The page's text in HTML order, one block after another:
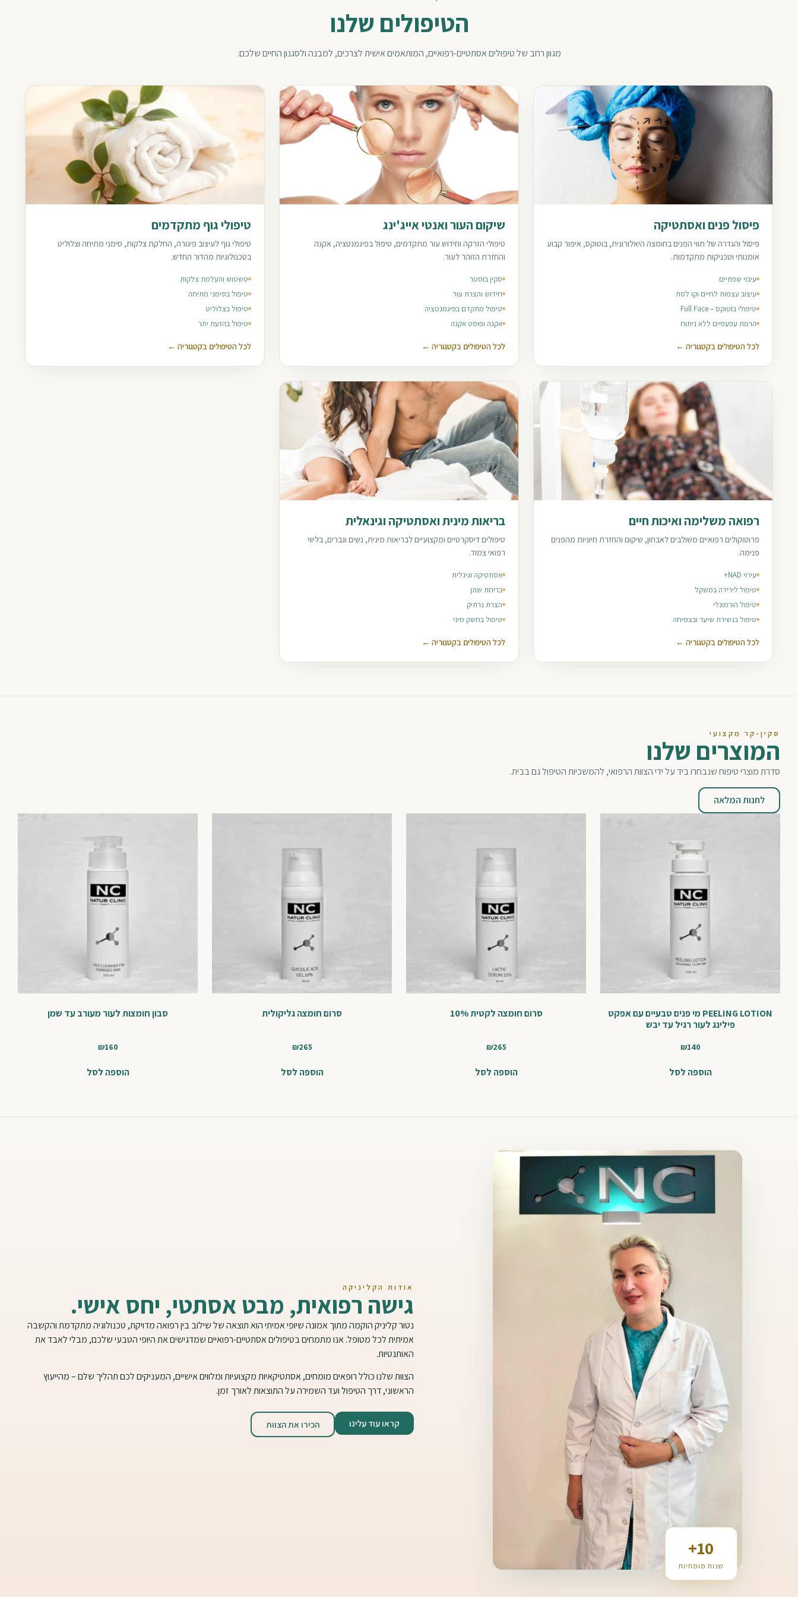
הטיפולים שלנו
מגוון רחב של טיפולים אסתטיים-רפואיים, המותאמים אישית לצרכים, למבנה ולסגנון החיים שלכם.
פיסול פנים ואסתטיקה
פיסול והגדרה של תווי הפנים בחומצה היאלורונית, בוטוקס, איפור קבוע
אומנותי וטכניקות מתקדמות.
עיבוי שפתיים
עיצוב עצמות לחיים וקו לסת
טיפולי בוטוקס – Full Face
הרמת עפעפיים ללא ניתוח
לכל הטיפולים בקטגוריה ←
שיקום העור ואנטי אייג'ינג
טיפולי הזרקה וחידוש עור מתקדמים, טיפול בפיגמנטציה, אקנה
והחזרת הזוהר לעור.
סקין בוסטר
חידוש והצרת עור
טיפול מתקדם בפיגמנטציה
אקנה ופוסט אקנה
לכל הטיפולים בקטגוריה ←
טיפולי גוף מתקדמים
טיפולי גוף לעיצוב פיגורה, החלקת צלקות, סימני מתיחה וצלוליט
בטכנולוגיות מהדור החדש.
טשטוש והעלמת צלקות
טיפול בסימני מתיחה
טיפול בצלוליט
טיפול בהזעת יתר
לכל הטיפולים בקטגוריה ←
רפואה משלימה ואיכות חיים
פרוטוקולים רפואיים משולבים לאבחון, שיקום והחזרת חיוניות מהפנים
פנימה.
עירוי NAD+
טיפול לירידה במשקל
טיפול הורמונלי
טיפול בנשירת שיער ובצמיחה
לכל הטיפולים בקטגוריה ←
בריאות מינית ואסתטיקה וגינאלית
טיפולים דיסקרטיים ומקצועיים לבריאות מינית, נשים וגברים, בליווי
רפואי צמוד.
אסתטיקה וגינלית
בריחת שתן
הצרת נרתיק
טיפול בחשק מיני
לכל הטיפולים בקטגוריה ←
סקין-קר מקצועי
המוצרים שלנו
סדרת מוצרי טיפוח שנבחרו ביד על ידי הצוות הרפואי, להמשכיות הטיפול גם בבית.
לחנות המלאה
PEELING LOTION מי פנים טבעיים עם אפקט
פילינג לעור רגיל עד יבש
₪140
הוספה לסל
סרום חומצה לקטית 10%
₪265
הוספה לסל
סרום חומצה גליקולית
₪265
הוספה לסל
סבון חומצות לעור מעורב עד שמן
₪160
הוספה לסל
10+
שנות מומחיות
אודות הקליניקה
גישה רפואית, מבט אסתטי, יחס אישי.
נטור קליניק הוקמה מתוך אמונה שיופי אמיתי הוא תוצאה של שילוב בין רפואה מדויקת, טכנולוגיה מתקדמת והקשבה
אמיתית לכל מטופל. אנו מתמחים בטיפולים אסתטיים-רפואיים שמדגישים את היופי הטבעי שלכם, מבלי לאבד את
האותנטיות.
הצוות שלנו כולל רופאים מומחים, אסתטיקאיות מקצועיות ומלווים אישיים, המעניקים לכם תהליך שלם – מהייעוץ
הראשוני, דרך הטיפול ועד השמירה על התוצאות לאורך זמן.
קראו עוד עלינו הכירו את הצוות